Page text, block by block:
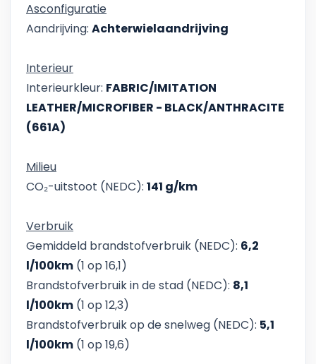
Asconfiguratie
Aandrijving: Achterwielaandrijving
Interieur
Interieurkleur: FABRIC/IMITATION
LEATHER/MICROFIBER - BLACK/ANTHRACITE
(661A)
Milieu
CO₂-uitstoot (NEDC): 141 g/km
Verbruik
Gemiddeld brandstofverbruik (NEDC): 6,2
l/100km (1 op 16,1)
Brandstofverbruik in de stad (NEDC): 8,1
l/100km (1 op 12,3)
Brandstofverbruik op de snelweg (NEDC): 5,1
l/100km (1 op 19,6)